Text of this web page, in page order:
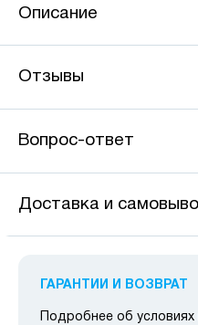
Описание
Отзывы
Вопрос-ответ
Доставка и
ГАРАНТИИ И ВОЗВРАТ
Подробнее об